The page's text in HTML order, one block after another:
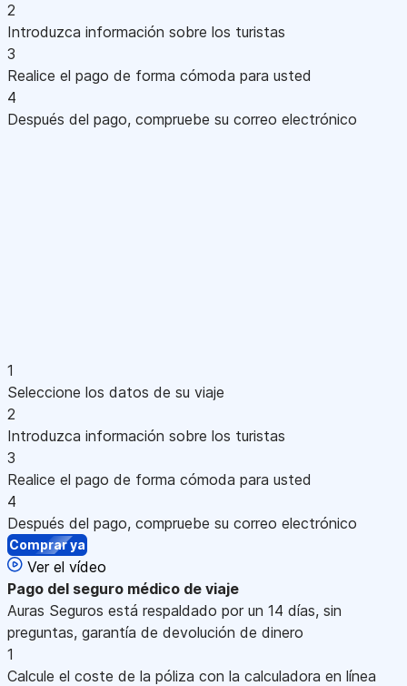
2
Introduzca información sobre los turistas
3
Realice el pago de forma cómoda para usted
4
Después del pago, compruebe su correo electrónico
1
Seleccione los datos de su viaje
2
Introduzca información sobre los turistas
3
Realice el pago de forma cómoda para usted
4
Después del pago, compruebe su correo electrónico
Comprar ya
Ver el vídeo
Pago del seguro médico de viaje
Auras Seguros está respaldado por un 14 días, sin
preguntas, garantía de devolución de dinero
1
Calcule el coste de la póliza con la calculadora en línea